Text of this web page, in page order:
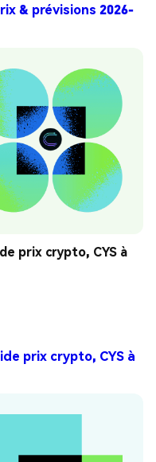
& prévisions 2026-
prix crypto, CYS à
prix crypto, CYS à